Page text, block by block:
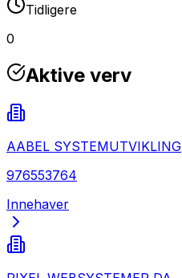
Tidligere
0
Aktive verv
AABEL SYSTEMUTVIKLING
976553764
Innehaver